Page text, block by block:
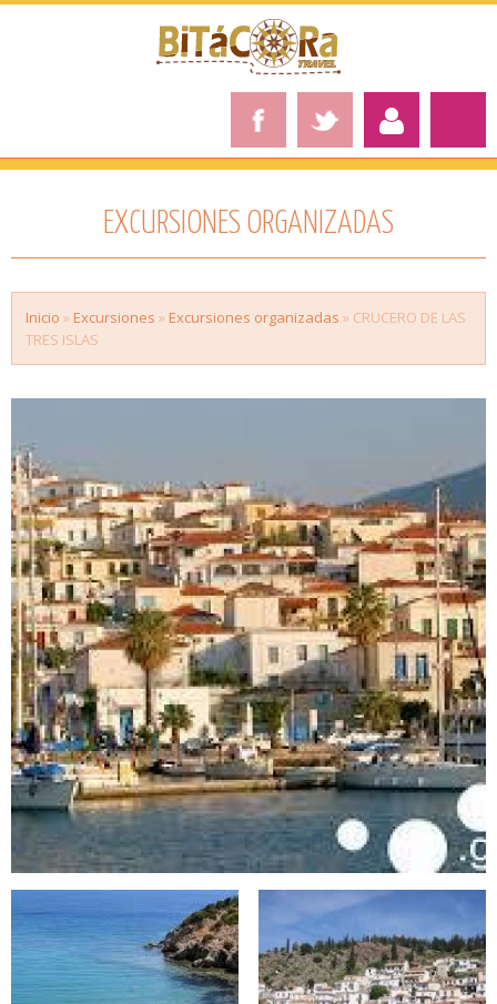
EXCURSIONES ORGANIZADAS
Inicio » Excursiones » Excursiones organizadas » CRUCERO DE LAS
TRES ISLAS